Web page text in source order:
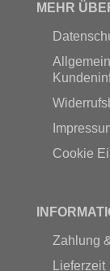
MEHR
Cookie
Zahlung
Lieferzeit